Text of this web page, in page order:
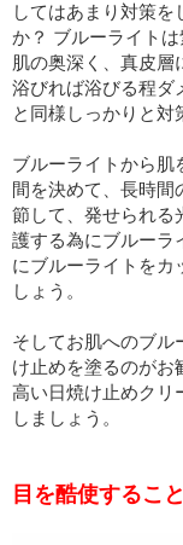
してはあまり対策を
か？ ブルーライトは
肌の奥深く、真皮層
浴びれば浴びる程ダ
と同様しっかりと対
ブルーライトから肌
間を決めて、長時間
節して、発せられる
護する為にブルーラ
にブルーライトをカ
しょう。
そしてお肌へのブル
け止めを塗るのがお
高い日焼け止めクリ
しましょう。
目を酷使するこ